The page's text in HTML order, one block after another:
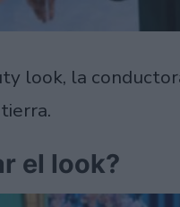
look, la
el look?